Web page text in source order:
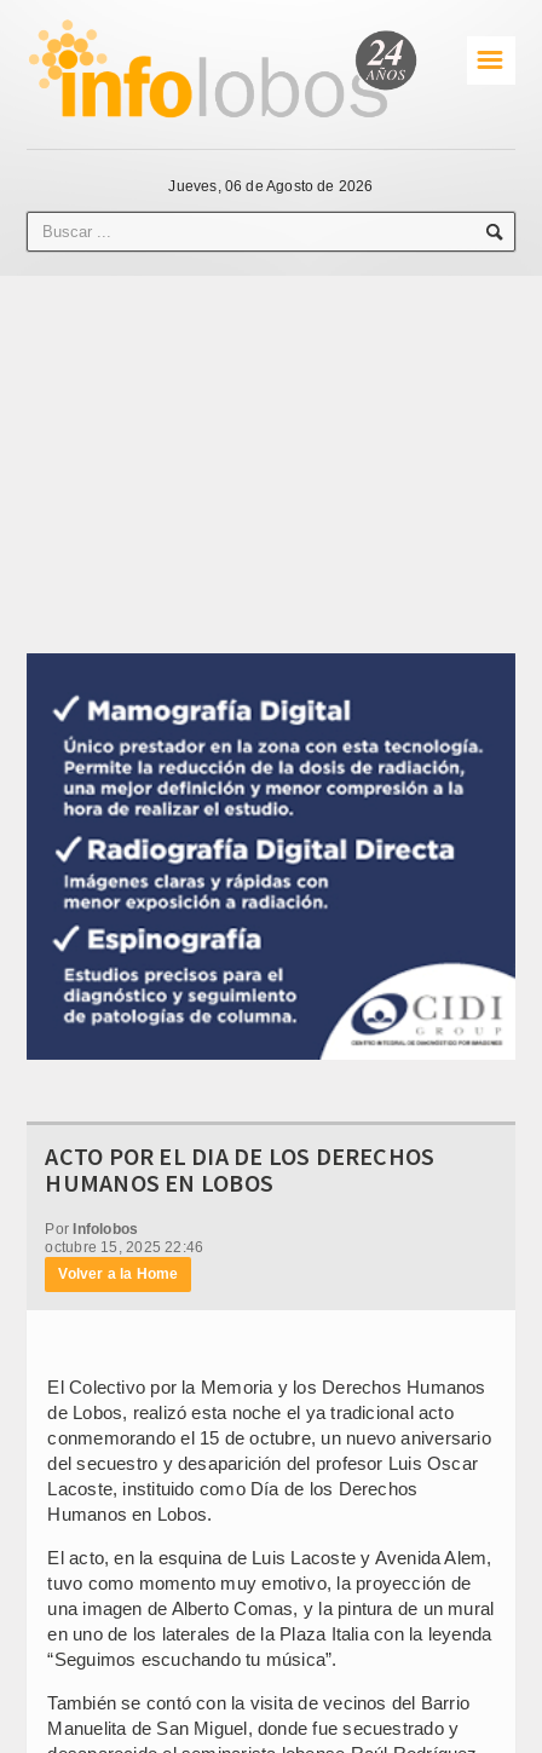
☰
Jueves, 06 de Agosto de 2026
ACTO POR EL DIA DE LOS DERECHOS
HUMANOS EN LOBOS
PorInfolobos
octubre 15, 2025 22:46
Volver a la Home
El Colectivo por la Memoria y los Derechos Humanos
de Lobos, realizó esta noche el ya tradicional acto
conmemorando el 15 de octubre, un nuevo aniversario
del secuestro y desaparición del profesor Luis Oscar
Lacoste, instituido como Día de los Derechos
Humanos en Lobos.
El acto, en la esquina de Luis Lacoste y Avenida Alem,
tuvo como momento muy emotivo, la proyección de
una imagen de Alberto Comas, y la pintura de un mural
en uno de los laterales de la Plaza Italia con la leyenda
“Seguimos escuchando tu música”.
También se contó con la visita de vecinos del Barrio
Manuelita de San Miguel, donde fue secuestrado y